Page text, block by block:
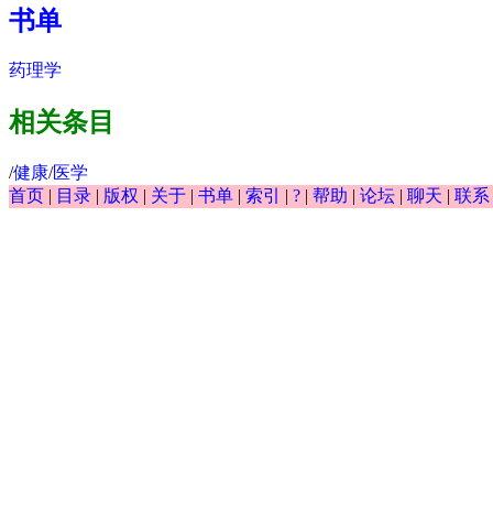
书单
药理学
相关条目
/健康/医学
首页 | 目录 | 版权 | 关于 | 书单 | 索引 | ? | 帮助 | 论坛 | 聊天 | 联系